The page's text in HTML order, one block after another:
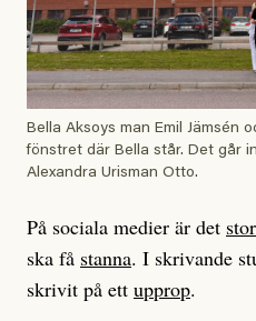
Bella Aksoys man Emil Jämsén
fönstret där Bella står. Det går
Alexandra Urisman Otto.
På sociala medier är det stor
ska få stanna. I skrivande
skrivit på ett upprop.